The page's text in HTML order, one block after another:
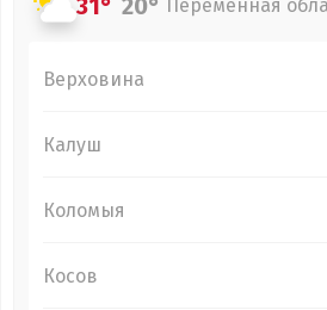
31° 20° Переменная
Верховина
Калуш
Коломыя
Косов